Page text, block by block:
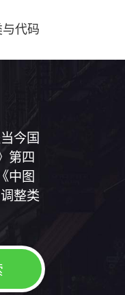
代码
今国
第四
中图
整类